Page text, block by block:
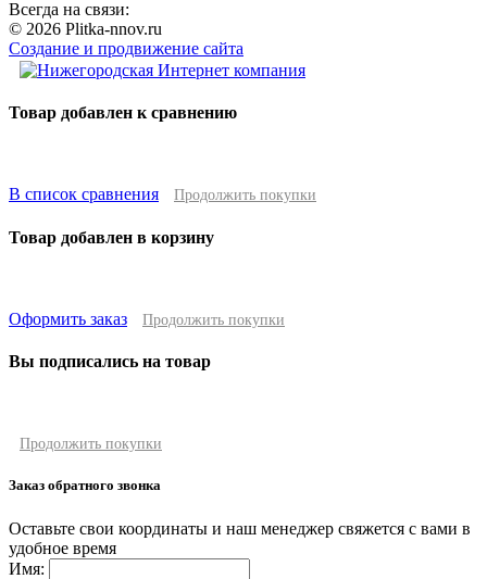
Всегда на связи:
© 2026 Plitka-nnov.ru
Создание и продвижение сайта
Товар добавлен к сравнению
В список сравнения Продолжить покупки
Товар добавлен в корзину
Оформить заказ Продолжить покупки
Вы подписались на товар
Продолжить покупки
Заказ обратного звонка
Оставьте свои координаты и наш менеджер свяжется с вами в
удобное время
Имя: